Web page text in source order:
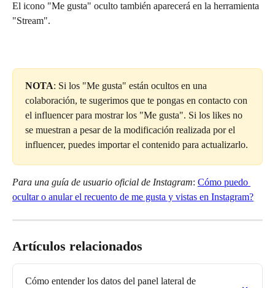
El icono "Me gusta" oculto también aparecerá en la herramienta
"Stream".
NOTA: Si los "Me gusta" están ocultos en una
colaboración, te sugerimos que te pongas en contacto con
el influencer para mostrar los "Me gusta". Si los likes no
se muestran a pesar de la modificación realizada por el
influencer, puedes importar el contenido para actualizarlo.
Para una guía de usuario oficial de Instagram: Cómo puedo
ocultar o anular el recuento de me gusta y vistas en Instagram?
Artículos relacionados
Cómo entender los datos del panel lateral de